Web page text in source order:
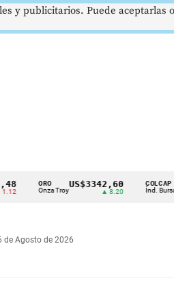
ORO
Onza Troy
US$3342,60 COLCAP
Índ. Bursátil
de Agosto de 2026
y publicitarios. Puede aceptarlas